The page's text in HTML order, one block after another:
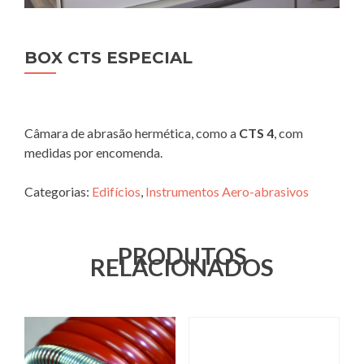
BOX CTS ESPECIAL
Câmara de abrasão hermética, como a CTS 4 , com
medidas por encomenda.
Categorias: Edifícios Instrumentos Aero-abrasivos
PRODUTOS
RELACIONADOS